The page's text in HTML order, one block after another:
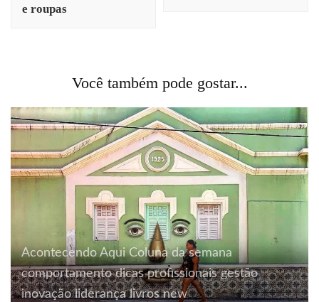
e roupas
Você também pode gostar...
Acontecendo Aqui Coluna da semana
comportamento dicas profissionais gestão
inovação liderança livros new